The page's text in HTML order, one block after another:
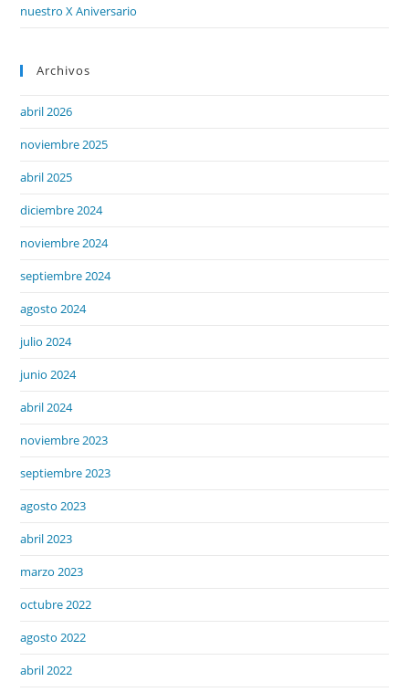
nuestro X Aniversario
Archivos
abril 2026
noviembre 2025
abril 2025
diciembre 2024
noviembre 2024
septiembre 2024
agosto 2024
julio 2024
junio 2024
abril 2024
noviembre 2023
septiembre 2023
agosto 2023
abril 2023
marzo 2023
octubre 2022
agosto 2022
abril 2022